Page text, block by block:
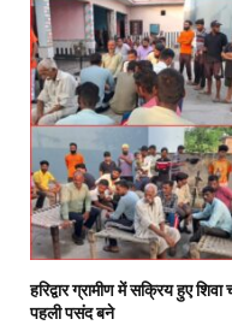
हरिद्वार ग्रामीण में सक्रिय हुए
पहली पसंद बने